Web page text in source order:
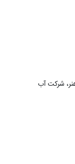
شرکت آب